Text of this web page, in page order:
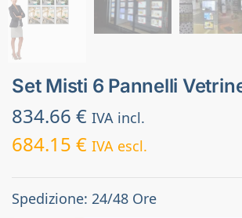
Set Misti 6 Pannelli
834.66 € IVA incl.
684.15 € IVA escl.
Spedizione: 24/48 Ore